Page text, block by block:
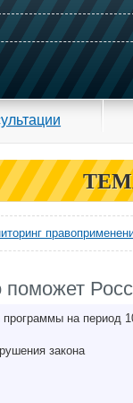
поможет
программы на период
закона